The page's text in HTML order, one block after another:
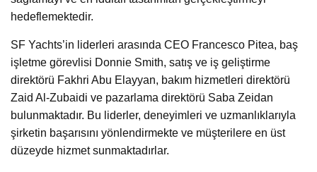
hedeflemektedir.
SF Yachts’in liderleri arasında CEO Francesco Pitea, baş
işletme görevlisi Donnie Smith, satış ve iş geliştirme
direktörü Fakhri Abu Elayyan, bakım hizmetleri direktörü
Zaid Al-Zubaidi ve pazarlama direktörü Saba Zeidan
bulunmaktadır. Bu liderler, deneyimleri ve uzmanlıklarıyla
şirketin başarısını yönlendirmekte ve müşterilere en üst
düzeyde hizmet sunmaktadırlar.